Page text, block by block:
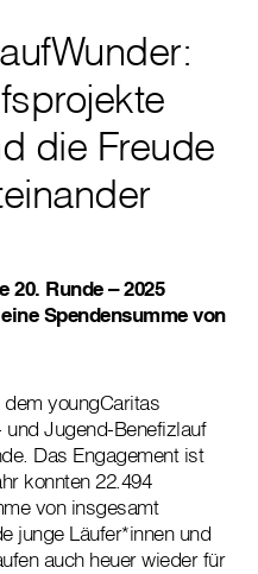
die Freude
20. Runde – 2025
Spendensumme von
youngCaritas
Jugend-Benefizlauf
Das Engagement ist
konnten 22.494
von insgesamt
junge Läufer*innen und
auch heuer wieder für